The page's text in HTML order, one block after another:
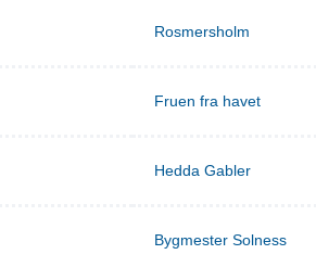
Rosmersholm
Fruen fra havet
Hedda Gabler
Bygmester Solness